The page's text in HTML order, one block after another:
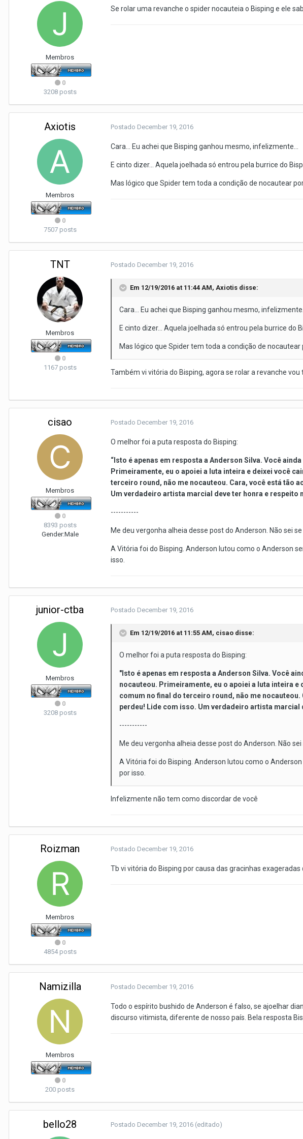
Membros
0
3208 posts
Se rolar uma revanche o spider nocauteia o Bisping e ele
Axiotis
Membros
0
7507 posts
Postado December 19, 2016
Cara... Eu achei que Bisping ganhou mesmo, infelizmente...
E cinto dizer... Aquela joelhada só entrou pela burrice do
Mas lógico que Spider tem toda a condição de nocautear
TNT
Membros
0
1167 posts
Postado December 19, 2016
Em 12/19/2016 at 11:44 AM, Axiotis disse:
Cara... Eu achei que Bisping ganhou mesmo, infelizmente...
E cinto dizer... Aquela joelhada só entrou pela burrice do
Mas lógico que Spider tem toda a condição de nocautear
Também vi vitória do Bisping, agora se rolar a revanche
cisao
Membros
0
8393 posts
Gender:Male
Postado December 19, 2016
O melhor foi a puta resposta do Bisping:
“Isto é apenas em resposta a Anderson Silva. Você
Primeiramente, eu o apoiei a luta inteira e deixei você
terceiro round, não me nocauteou. Cara, você está tão
Um verdadeiro artista marcial deve ter honra e respeito
-----------
Me deu vergonha alheia desse post do Anderson. Não sei
A Vitória foi do Bisping. Anderson lutou como o Anderson
isso.
junior-ctba
Membros
0
3208 posts
Postado December 19, 2016
Em 12/19/2016 at 11:55 AM, cisao disse:
O melhor foi a puta resposta do Bisping:
"Isto é apenas em resposta a Anderson Silva. Você
nocauteou. Primeiramente, eu o apoiei a luta inteira
comum no final do terceiro round, não me
perdeu! Lide com isso. Um verdadeiro artista
-----------
Me deu vergonha alheia desse post do Anderson. Não
A Vitória foi do Bisping. Anderson lutou como o
por isso.
Infelizmente não tem como discordar de você
Roizman
Membros
0
4854 posts
Postado December 19, 2016
Tb vi vitória do Bisping por causa das gracinhas exageradas
Namizilla
Membros
0
200 posts
Postado December 19, 2016
Todo o espírito bushido de Anderson é falso, se ajoelhar
discurso vitimista, diferente de nosso país. Bela resposta
bello28 Postado December 19, 2016 (editado)